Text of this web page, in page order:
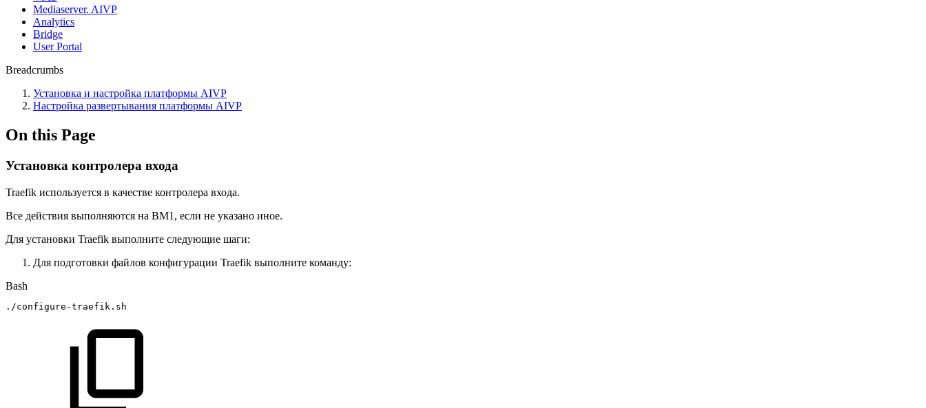
Mediaserver. AIVP
Analytics
Bridge
User Portal
Breadcrumbs
Установка и настройка платформы AIVP
Настройка развертывания платформы AIVP
On this Page
Установка контролера входа
Traefik используется в качестве контролера входа.
Все действия выполняются на ВМ1, если не указано иное.
Для установки Traefik выполните следующие шаги:
Для подготовки файлов конфигурации Traefik выполните команду:
Bash
./configure-traefik.sh